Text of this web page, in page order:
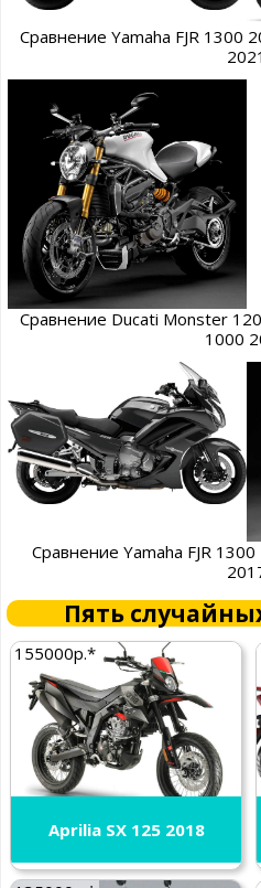
Сравнение Yamaha FJR 1300
2021
Сравнение Ducati Monster
1000
Сравнение Yamaha FJR
Пять
155000р.*
Aprilia SX 125 2018